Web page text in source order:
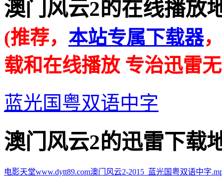
澳门风云2的在线播放地
(推荐， 本站专属下载器
载和在线播放 专治迅雷
蓝光国粤双语中字
澳门风云2的迅雷下载地
电影天堂www.dytt89.com澳门风云2-2015_蓝光国粤双语中字